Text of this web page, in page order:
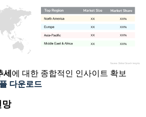
XX%
XX
XX%
XX
XX%
XX
XX%
XX
에 대한 종합적인 인사이트 확보
다운로드
망